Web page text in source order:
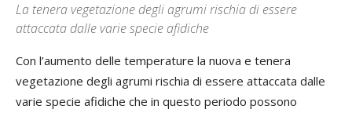
La tenera vegetazione degli agrumi rischia di essere
attaccata dalle varie specie afidiche
Con l’aumento delle temperature la nuova e tenera
vegetazione degli agrumi rischia di essere attaccata dalle
varie specie afidiche che in questo periodo possono